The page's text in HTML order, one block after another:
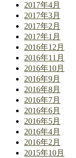
2017年4月
2017年3月
2017年2月
2017年1月
2016年12月
2016年11月
2016年10月
2016年9月
2016年8月
2016年7月
2016年6月
2016年5月
2016年4月
2016年2月
2015年10月